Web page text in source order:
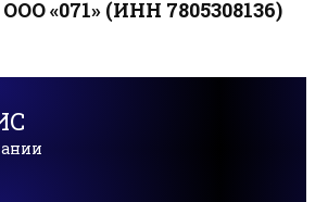
«071» (ИНН 7805308136)